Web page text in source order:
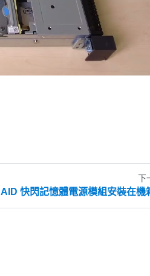
下
快閃記憶體電源模組安裝在機